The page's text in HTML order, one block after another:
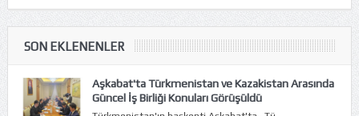
SON EKLENENLER
Aşkabat'ta Türkmenistan ve Kazakistan Arasında
Güncel İş Birliği Konuları Görüşüldü